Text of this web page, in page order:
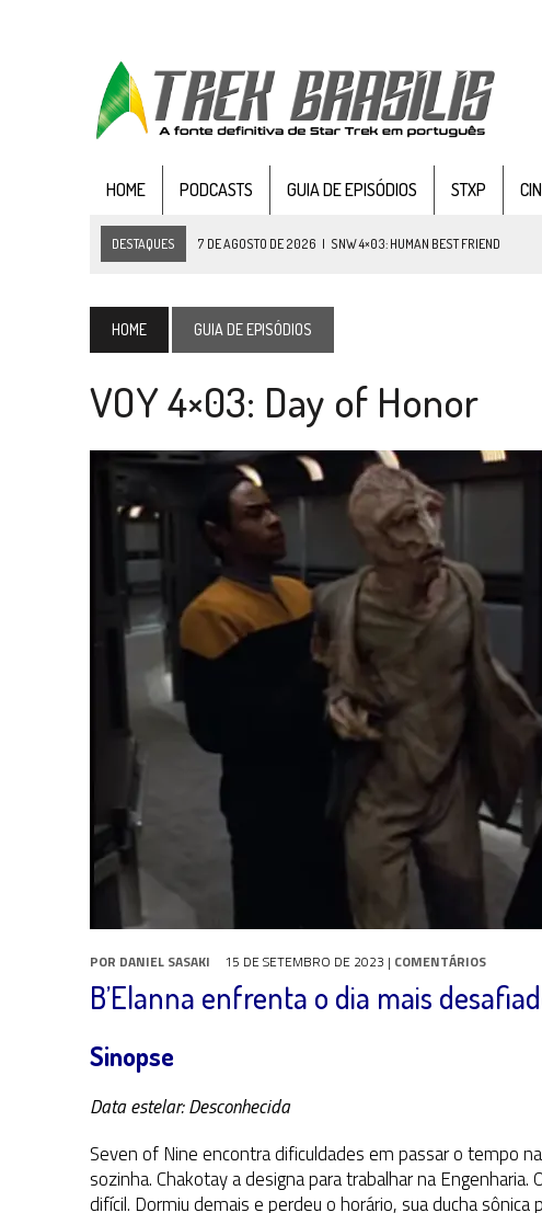
HOME PODCASTS GUIA DE EPISÓDIOS STXP
DESTAQUES 7 DE AGOSTO DE 2026 | SNW 4×03: HUMAN BEST FRIEND
BALDE DO ODO #122 CHILDREN OF TIME
4 DE AGOSTO DE 2026 | REVISITANDO “HIDE AND Q” (TNG 1×09)
3 DE AGOSTO DE 2026 | VEJA FOTOS DO TERCEIRO EPISÓDIO DA 4ª TEMPORADA
PARAMOUNT E CBS DERRUBAM NOVO VÍDEO DO FILME
2 DE AGOSTO DE 2026 | TB AO VIVO | STAR TREK: STRANGE NEW WORLDS – “THE
| ELENCO DE STRANGE NEW WORLDS ENCARA O FIM DE
GRANDES JORNADAS | QUATRO EPISÓDIOS DE
7 DE AGOSTO DE 2026 GRANDES JORNADAS | SEIS EPISÓDIOS DESTAR TREK
HOME GUIA DE EPISÓDIOS
VOY 4×03: Day of Honor
POR DANIEL SASAKI 15 DE SETEMBRO DE 2023 | COMENTÁRIOS
B’Elanna enfrenta o dia mais
Sinopse
Data estelar: Desconhecida
Seven of Nine encontra dificuldades em passar o tempo
sozinha. Chakotay a designa para trabalhar na
difícil. Dormiu demais e perdeu o horário, sua ducha